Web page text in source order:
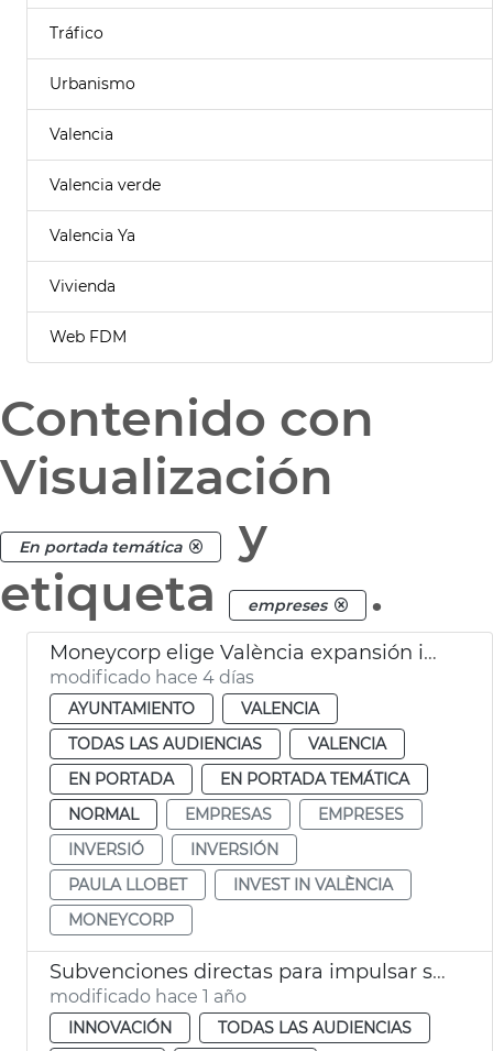
Tráfico
Urbanismo
Valencia
Valencia verde
Valencia Ya
Vivienda
Web FDM
Contenido con
Visualización
En portada temática
y
etiqueta
empreses .
Moneycorp elige València expansión internacional
modificado hace 4 días
AYUNTAMIENTO
VALENCIA
TODAS LAS AUDIENCIAS
VALENCIA
EN PORTADA
EN PORTADA TEMÁTICA
NORMAL
EMPRESAS
EMPRESES
INVERSIÓ
INVERSIÓN
PAULA LLOBET
INVEST IN VALÈNCIA
MONEYCORP
Subvenciones directas para impulsar startups locales
modificado hace 1 año
INNOVACIÓN
TODAS LAS AUDIENCIAS